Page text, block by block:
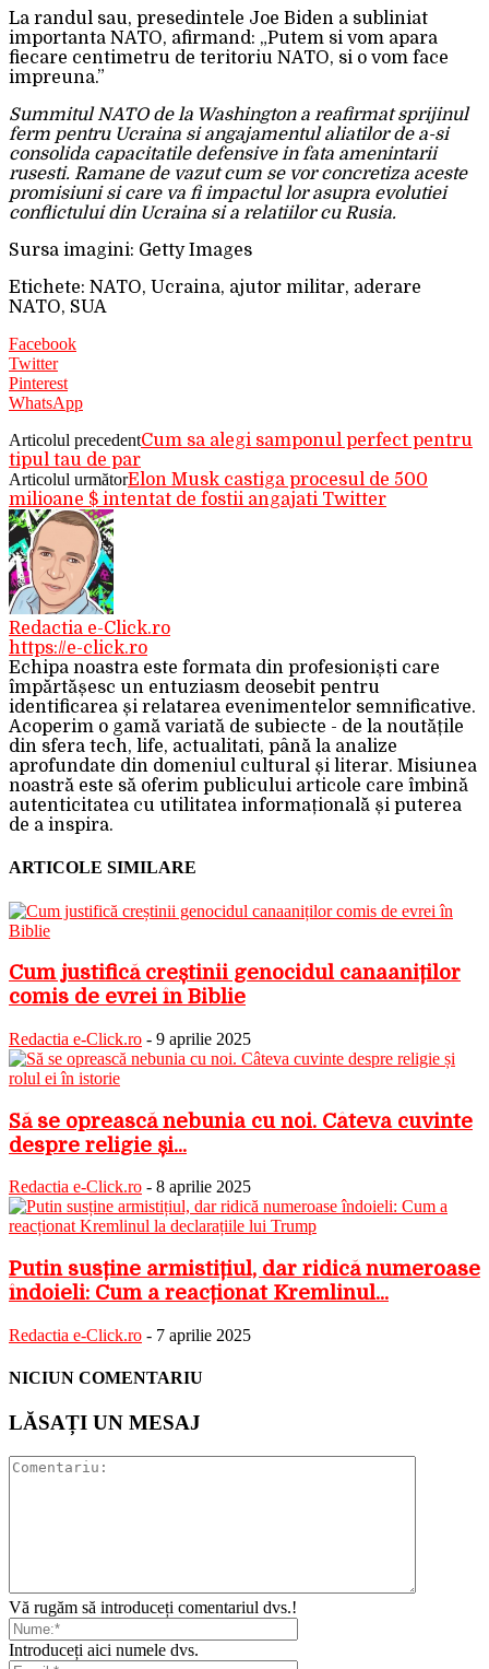
La randul sau, presedintele Joe Biden a subliniat
importanta NATO, afirmand: „Putem si vom apara
fiecare centimetru de teritoriu NATO, si o vom face
impreuna.”
Summitul NATO de la Washington a reafirmat sprijinul
ferm pentru Ucraina si angajamentul aliatilor de a-si
consolida capacitatile defensive in fata amenintarii
rusesti. Ramane de vazut cum se vor concretiza aceste
promisiuni si care va fi impactul lor asupra evolutiei
conflictului din Ucraina si a relatiilor cu Rusia.
Sursa imagini: Getty Images
Etichete: NATO, Ucraina, ajutor militar, aderare
NATO, SUA
Facebook
Twitter
Pinterest
WhatsApp
Articolul precedentCum sa alegi samponul perfect pentru
tipul tau de par
Articolul următorElon Musk castiga procesul de 500
milioane $ intentat de fostii angajati Twitter
Redactia e-Click.ro
https://e-click.ro
Echipa noastra este formata din profesioniști care
împărtășesc un entuziasm deosebit pentru
identificarea și relatarea evenimentelor semnificative.
Acoperim o gamă variată de subiecte - de la noutățile
din sfera tech, life, actualitati, până la analize
aprofundate din domeniul cultural și literar. Misiunea
noastră este să oferim publicului articole care îmbină
autenticitatea cu utilitatea informațională și puterea
de a inspira.
ARTICOLE SIMILARE
Cum justifică creștinii genocidul canaaniților
comis de evrei în Biblie
Redactia e-Click.ro - 9 aprilie 2025
Să se oprească nebunia cu noi. Câteva cuvinte
despre religie și...
Redactia e-Click.ro - 8 aprilie 2025
Putin susține armistițiul, dar ridică numeroase
îndoieli: Cum a reacționat Kremlinul...
Redactia e-Click.ro - 7 aprilie 2025
NICIUN COMENTARIU
LĂSAȚI UN MESAJ
Vă rugăm să introduceți comentariul dvs.!
Introduceți aici numele dvs.